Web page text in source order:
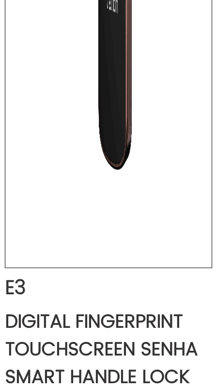
E3
DIGITAL FINGERPRINT
TOUCHSCREEN SENHA
SMART HANDLE LOCK